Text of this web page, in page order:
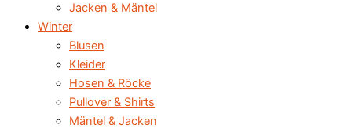
Jacken & Mäntel
Winter
Blusen
Kleider
Hosen & Röcke
Pullover & Shirts
Mäntel & Jacken